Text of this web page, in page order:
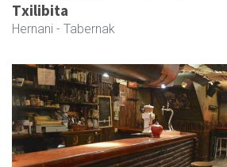
Txilibita
Hernani - Tabernak